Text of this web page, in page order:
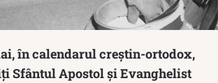
în calendarul creștin-ortodox,
Sfântul Apostol și Evanghelist